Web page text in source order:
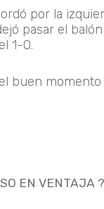
por la
pasar el
1-0.
buen
EN VENTAJA